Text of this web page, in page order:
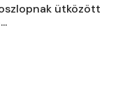
ütközött